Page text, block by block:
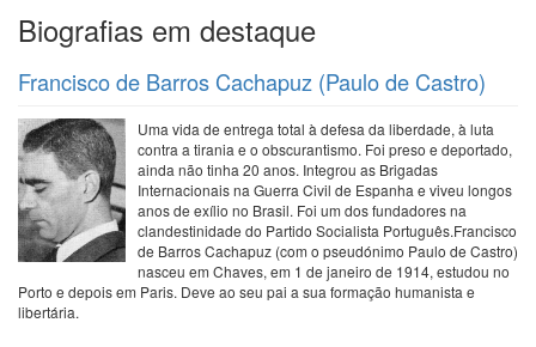
Biografias em destaque
Francisco de Barros Cachapuz (Paulo de Castro)
Uma vida de entrega total à defesa da liberdade, à luta
contra a tirania e o obscurantismo. Foi preso e deportado,
ainda não tinha 20 anos. Integrou as Brigadas
Internacionais na Guerra Civil de Espanha e viveu longos
anos de exílio no Brasil. Foi um dos fundadores na
clandestinidade do Partido Socialista Português.Francisco
de Barros Cachapuz (com o pseudónimo Paulo de Castro)
nasceu em Chaves, em 1 de janeiro de 1914, estudou no
Porto e depois em Paris. Deve ao seu pai a sua formação humanista e
libertária.